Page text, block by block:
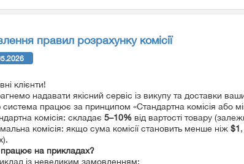
правил розрахунку комісії
клієнти!
надавати якісний сервіс із викупу та доставки
система працює за принципом «Стандартна комісія або
комісія: складає 5–10% від вартості товару
комісія: якщо сума комісії становить менше ніж $1
на прикладах?
із невеликим замовленням: